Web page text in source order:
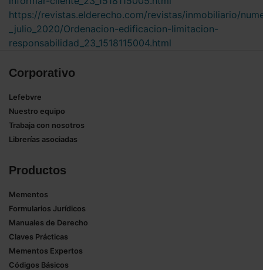
https://revistas.elderecho.com/revistas/inmobiliario/
_julio_2020/Ordenacion-edificacion-limitacion-
responsabilidad_23_1518115004.html
Corporativo
Lefebvre
Nuestro equipo
Trabaja con nosotros
Librerías asociadas
Productos
Mementos
Formularios Jurídicos
Manuales de Derecho
Claves Prácticas
Mementos Expertos
Códigos Básicos